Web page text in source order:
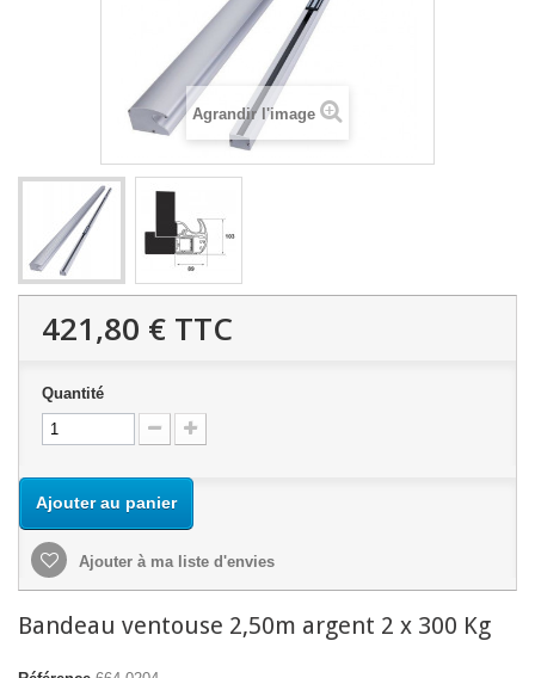
Agrandir l'image
Bandeau ventouse 2,50m argent 2 x 300 Kg
421,80 € TTC
Quantité
Ajouter au panier
Ajouter à ma liste d'envies